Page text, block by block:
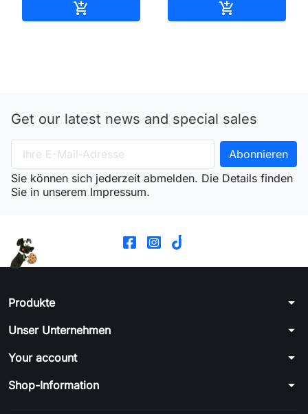
 
Get our latest news and special sales
Sie können sich jederzeit abmelden. Die Details finden
Sie in unserem Impressum.
Produkte arrow_drop_down
Unser Unternehmen arrow_drop_down
Your account arrow_drop_down
Shop-Information arrow_drop_down